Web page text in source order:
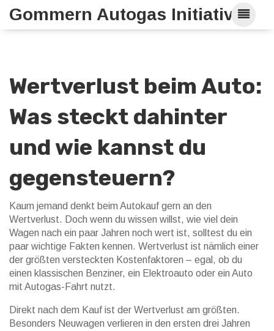
Gommern Autogas Initiative
Wertverlust beim Auto:
Was steckt dahinter
und wie kannst du
gegensteuern?
Kaum jemand denkt beim Autokauf gern an den
Wertverlust. Doch wenn du wissen willst, wie viel dein
Wagen nach ein paar Jahren noch wert ist, solltest du ein
paar wichtige Fakten kennen. Wertverlust ist nämlich einer
der größten versteckten Kostenfaktoren – egal, ob du
einen klassischen Benziner, ein Elektroauto oder ein Auto
mit Autogas-Fahrt nutzt.
Direkt nach dem Kauf ist der Wertverlust am größten.
Besonders Neuwagen verlieren in den ersten drei Jahren